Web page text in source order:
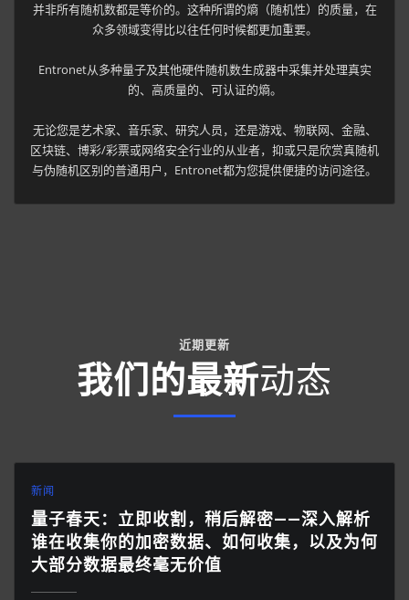
并非所有随机数都是等价的。这种所谓的熵（随机性）的质量，在
众多领域变得比以往任何时候都更加重要。
Entronet从多种量子及其他硬件随机数生成器中采集并处理真实
的、高质量的、可认证的熵。
无论您是艺术家、音乐家、研究人员，还是游戏、物联网、金融、
区块链、博彩/彩票或网络安全行业的从业者，抑或只是欣赏真随机
与伪随机区别的普通用户，Entronet都为您提供便捷的访问途径。
近期更新
我们的最新动态
新闻
量子春天：立即收割，稍后解密——深入解析
谁在收集你的加密数据、如何收集，以及为何
大部分数据最终毫无价值